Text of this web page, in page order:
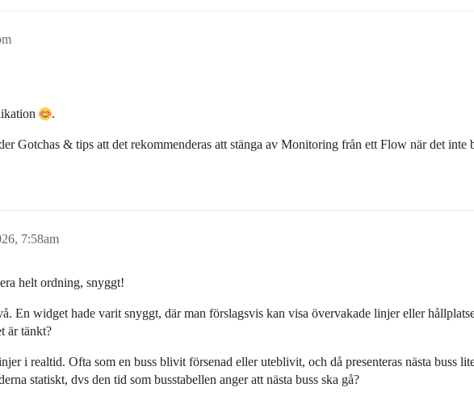
.
Gotchas & tips att det rekommenderas att stänga av Monitoring från ett Flow när det
7:58am
helt ordning, snyggt!
En widget hade varit snyggt, där man förslagsvis kan visa övervakade linjer eller
är tänkt?
i realtid. Ofta som en buss blivit försenad eller uteblivit, och då presenteras nästa buss
statiskt, dvs den tid som busstabellen anger att nästa buss ska gå?